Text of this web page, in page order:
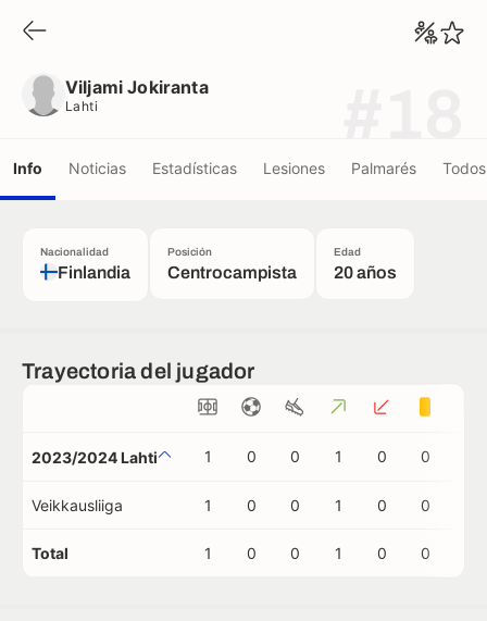
Viljami Jokiranta
Lahti
Info Noticias Estadísticas Lesiones Palmarés
Nacionalidad
Finlandia
Posición
Centrocampista
Edad
20 años
Trayectoria del jugador
2023/2024 Lahti 1 0 0 1 0 0
Veikkausliiga 1 0 0 1 0 0
Total 1 0 0 1 0 0